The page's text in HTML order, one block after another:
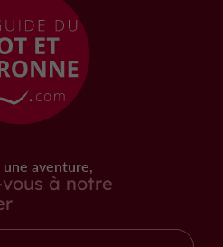
une aventure,
à notre